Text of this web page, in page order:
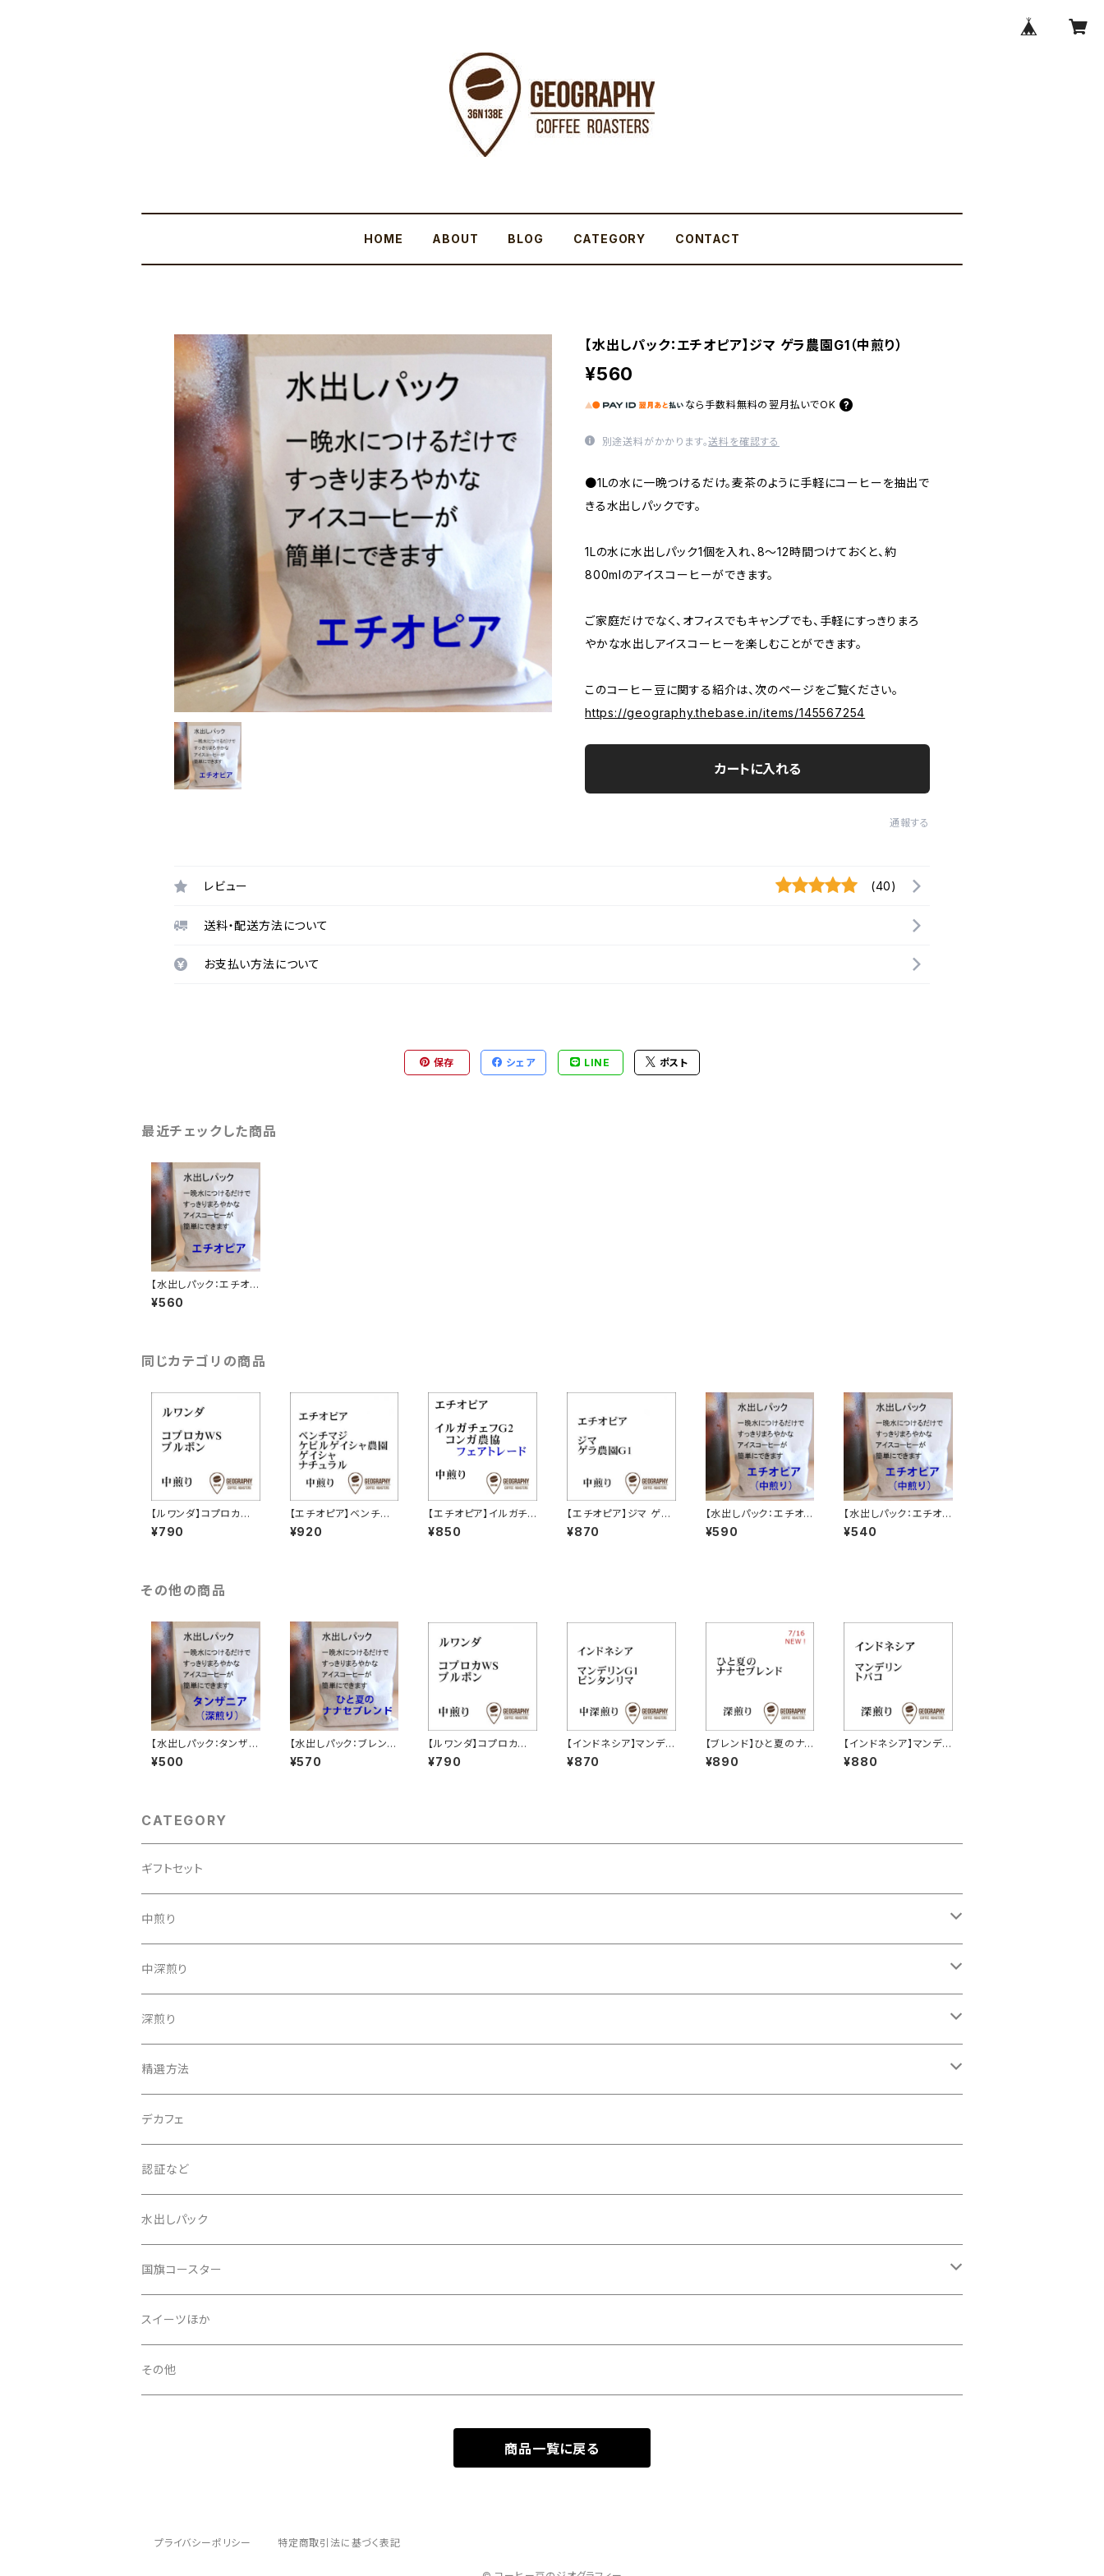
HOME ABOUT BLOG CATEGORY CONTACT
【水出しパック：エチオピア】ジマ ゲラ農園G1（中煎り）
¥560
なら 手数料無料の 翌月払いでOK
別途送料がかかります。送料を確認する
●1Lの水に一晩つけるだけ。麦茶のように手軽にコーヒーを抽出で
きる水出しパックです。
1Lの水に水出しパック1個を入れ、8～12時間つけておくと、約
800mlのアイスコーヒーができます。
ご家庭だけでなく、オフィスでもキャンプでも、手軽にすっきりまろ
やかな水出しアイスコーヒーを楽しむことができます。
このコーヒー豆に関する紹介は、次のページをご覧ください。
https://geography.thebase.in/items/145567254
カートに入れる
通報する
レビュー (40)
送料・配送方法について
お支払い方法について
保存 シェア LINE ポスト
最近チェックした商品
【水出しパック：エチオピ
ア】ジマ ゲラ農園G1（中
煎り）
¥560
同じカテゴリの商品
【ルワンダ】コプロカWS
ブルボン（中煎り） 10
0g
¥790
【エチオピア】ベンチマ
ジ ケビルゲイシャ農園
ゲイシャ ナチュラル（中
¥920
【エチオピア】イルガチェ
フG2 コンガ農協 フェア
トレード（中煎り） 100
¥850
【エチオピア】ジマ ゲラ
農園G1（中煎り） 100
g
¥870
【水出しパック：エチオピ
ア】ベンチマジ ケビルゲ
イシャ農園 ゲイシャ ナ
¥590
【水出しパック：エチオピ
ア】イルガチェフG2 コン
ガ農協 フェアトレード
¥540
その他の商品
【水出しパック：タンザニ
ア】キゴマ キボー ディ
ープブルーAA（深煎り）
¥500
【水出しパック：ブレン
ド】ひと夏のナナセブレ
ンド（深煎り）
¥570
【ルワンダ】コプロカWS
ブルボン（中煎り） 10
0g
¥790
【インドネシア】マンデリ
ンG1 ビンタンリマ（中深
煎り）100g
¥870
【ブレンド】ひと夏のナナ
セブレンド（深煎り） 1
00g
¥890
【インドネシア】マンデリ
ン トバコ（深煎り）100g
¥880
CATEGORY
ギフトセット
中煎り
アジア
アフリカ
中南米
中深煎り
アジア
アフリカ
中南米
深煎り
アジア
アフリカ
中南米
精選方法
ウォッシュド
ナチュラル
パルプドナチュラル（ハニープロセス含む）
スマトラ式
その他
デカフェ
認証など
水出しパック
国旗コースター
アジア
アフリカ
スイーツほか
その他
商品一覧に戻る
プライバシーポリシー 特定商取引法に基づく表記